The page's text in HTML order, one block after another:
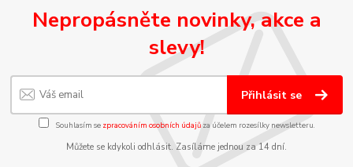
Nepropásněte novinky, akce a
slevy!
Přihlásit se
Souhlasím se zpracováním osobních údajůza účelem rozesílky newsletteru.
Můžete se kdykoli odhlásit. Zasíláme jednou za 14 dní.